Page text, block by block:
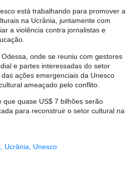
está trabalhando para promover a
na Ucrânia, juntamente com
a violência contra jornalistas e
onde se reuniu com gestores
e partes interessadas do setor
ações emergenciais da Unesco
ameaçado pelo conflito.
que quase US$ 7 bilhões serão
para reconstruir o setor cultural na
, Ucrânia, Unesco